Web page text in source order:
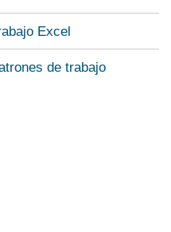
Excel
de trabajo